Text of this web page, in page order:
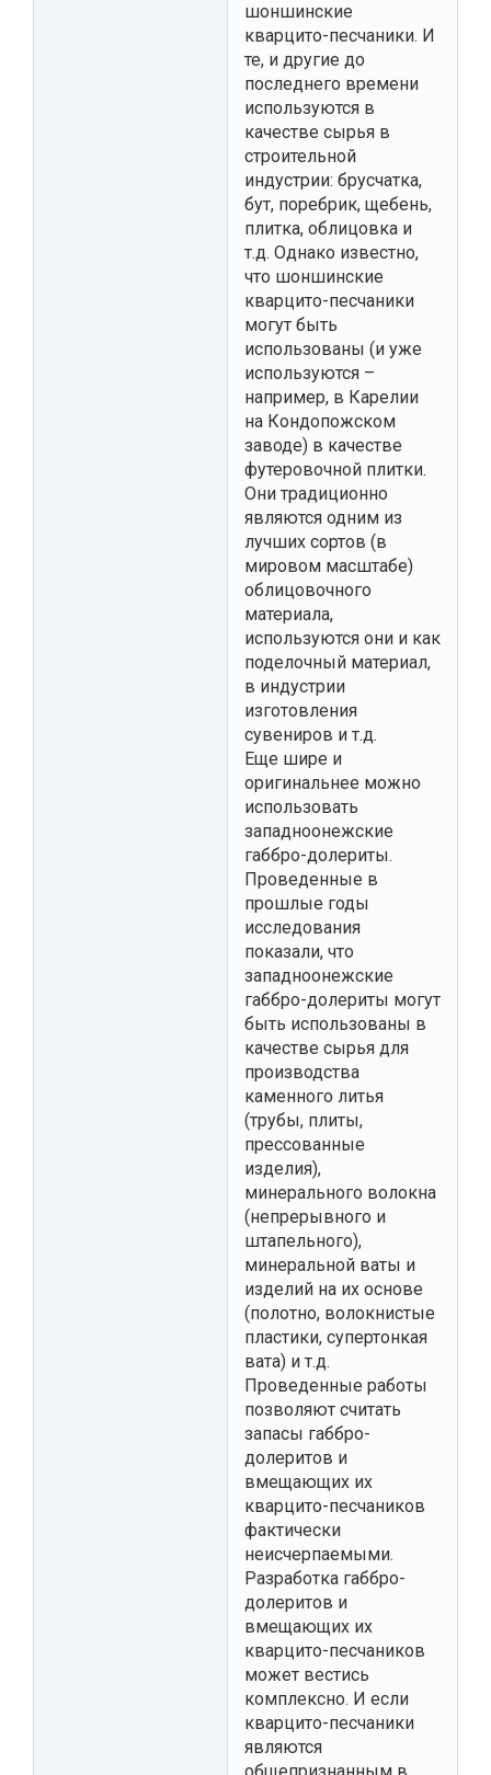
шоншинские
кварцито-песчаники. И
те, и другие до
последнего времени
используются в
качестве сырья в
строительной
индустрии: брусчатка,
бут, поребрик, щебень,
плитка, облицовка и
т.д. Однако известно,
что шоншинские
кварцито-песчаники
могут быть
использованы (и уже
используются –
например, в Карелии
на Кондопожском
заводе) в качестве
футеровочной плитки.
Они традиционно
являются одним из
лучших сортов (в
мировом масштабе)
облицовочного
материала,
используются они и как
поделочный материал,
в индустрии
изготовления
сувениров и т.д.
Еще шире и
оригинальнее можно
использовать
западноонежские
габбро-долериты.
Проведенные в
прошлые годы
исследования
показали, что
западноонежские
габбро-долериты могут
быть использованы в
качестве сырья для
производства
каменного литья
(трубы, плиты,
прессованные
изделия),
минерального волокна
(непрерывного и
штапельного),
минеральной ваты и
изделий на их основе
(полотно, волокнистые
пластики, супертонкая
вата) и т.д.
Проведенные работы
позволяют считать
запасы габбро-
долеритов и
вмещающих их
кварцито-песчаников
фактически
неисчерпаемыми.
Разработка габбро-
долеритов и
вмещающих их
кварцито-песчаников
может вестись
комплексно. И если
кварцито-песчаники
являются